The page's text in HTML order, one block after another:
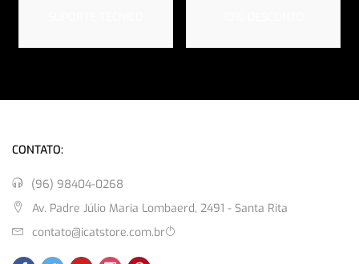
CONTATO:
(96) 98404-0268
Av. Padre Júlio Maria Lombaerd, 2491 - Santa Rita
contato@icatstore.com.br